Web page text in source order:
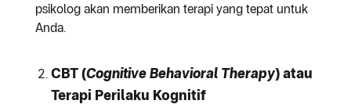
psikolog akan memberikan terapi yang tepat untuk
Anda.
CBT (Cognitive Behavioral Therapy) atau
Terapi Perilaku Kognitif